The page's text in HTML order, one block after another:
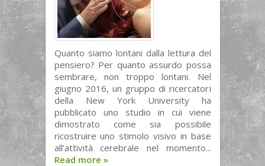
Quanto siamo lontani dalla lettura del
pensiero? Per quanto assurdo possa
sembrare, non troppo lontani. Nel
giugno 2016, un gruppo di ricercatori
della New York University ha
pubblicato uno studio in cui viene
dimostrato come sia possibile
ricostruire uno stimolo visivo in base
all’attività cerebrale nel momento...
Read more »